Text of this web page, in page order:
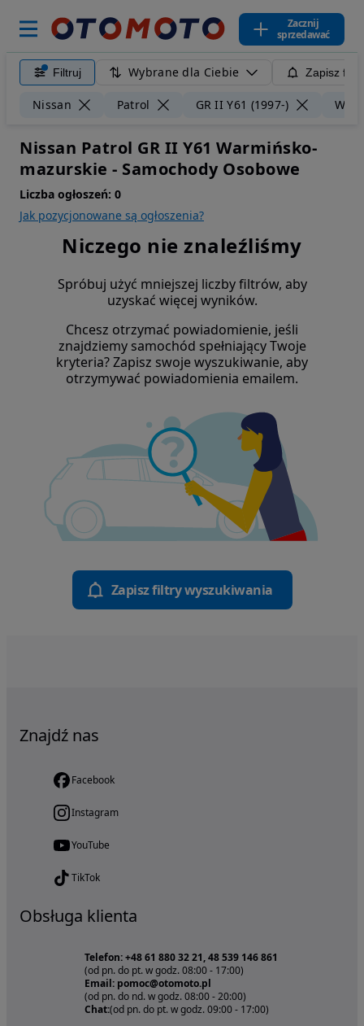
Zacznij
sprzedawać
Filtruj Wybrane dla Ciebie Zapisz
Nissan Patrol GR II Y61 (1997-)
Nissan Patrol GR II Y61 Warmińsko-
mazurskie - Samochody Osobowe
Liczba ogłoszeń: 0
Jak pozycjonowane są ogłoszenia?
Niczego nie znaleźliśmy
Spróbuj użyć mniejszej liczby filtrów, aby
uzyskać więcej wyników.
Chcesz otrzymać powiadomienie, jeśli
znajdziemy samochód spełniający Twoje
kryteria? Zapisz swoje wyszukiwanie, aby
otrzymywać powiadomienia emailem.
Zapisz filtry wyszukiwania
Znajdź nas
Facebook
Instagram
YouTube
TikTok
Obsługa klienta
Telefon: +48 61 880 32 21, 48 539 146 861
(od pn. do pt. w godz. 08:00 - 17:00)
Email: pomoc@otomoto.pl
(od pn. do nd. w godz. 08:00 - 20:00)
Chat:(od pn. do pt. w godz. 09:00 - 17:00)